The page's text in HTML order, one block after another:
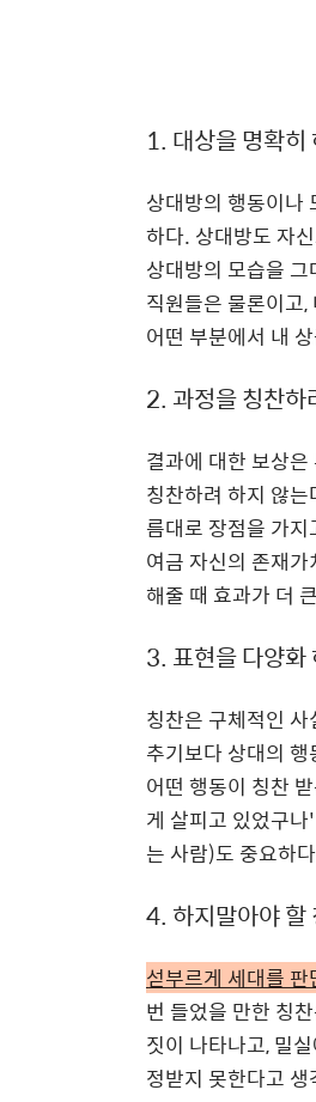
1. 대상을 명확히
상대방의 행동이나
하다. 상대방도 자
상대방의 모습을
직원들은 물론이고,
어떤 부분에서 내
2. 과정을 칭찬하
결과에 대한 보상
칭찬하려 하지 않는
름대로 장점을 가지
여금 자신의 존재
해줄 때 효과가 더
3. 표현을 다양화
칭찬은 구체적인
추기보다 상대의 행
어떤 행동이 칭찬
게 살피고 있었구나'
는 사람)도 중요하다
4. 하지말아야 할
섣부르게 세대를
번 들었을 만한 칭
짓이 나타나고,밀
정받지 못한다고